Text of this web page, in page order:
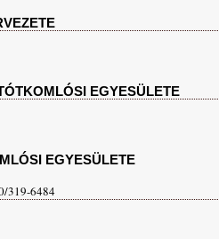
EGYESÜLETE
EGYESÜLETE
319-6484